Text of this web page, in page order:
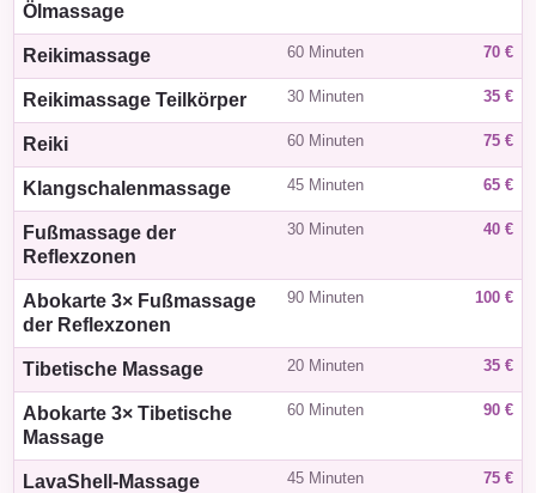
Ölmassage
Reikimassage 60 Minuten 70 €
Reikimassage Teilkörper 30 Minuten 35 €
Reiki 60 Minuten 75 €
Klangschalenmassage 45 Minuten 65 €
Fußmassage der
Reflexzonen
30 Minuten 40 €
Abokarte 3× Fußmassage
der Reflexzonen
90 Minuten 100 €
Tibetische Massage 20 Minuten 35 €
Abokarte 3× Tibetische
Massage
60 Minuten 90 €
LavaShell-Massage
45 Minuten 75 €